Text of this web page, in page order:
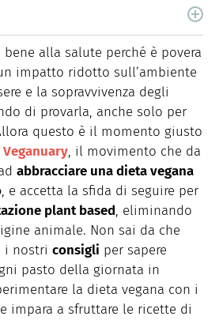
da oltre 10 anni scrivo di food,
per siti web, magazine e agenzie
Quando non sono seduta al pc, mi
alla salute perché è povera
impatto ridotto sull’ambiente
e la sopravvivenza degli
di provarla, anche solo per
questo è il momento giusto
Veganuary, il movimento che da
abbracciare una dieta vegana
, e accetta la sfida di seguire per
plant based, eliminando
animale. Non sai da che
i nostri consigli per sapere
pasto della giornata in
la dieta vegana con i
impara a sfruttare le ricette di